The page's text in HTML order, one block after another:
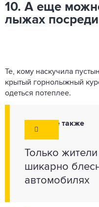
10. А еще
лыжах
Те, кому наскучила
крытый горнолыжный
одеться потеплее.
Смотрите также
Только
шикарно
автомобилях